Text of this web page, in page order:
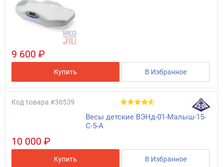
9 600 ₽
Купить В Избранное
Код товара #36539
Весы детские ВЭНд-01-Малыш-15-
С-5-А
10 000 ₽
Купить В Избранное